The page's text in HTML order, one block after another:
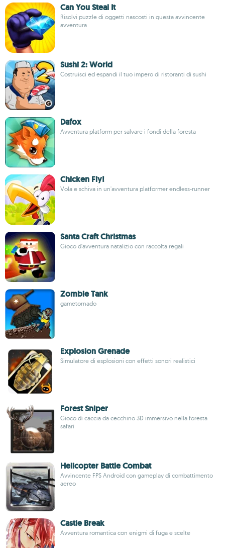
Can You Steal It
Risolvi puzzle di oggetti nascosti in questa avvincente
avventura
Sushi 2: World
Costruisci ed espandi il tuo impero di ristoranti di sushi
Dafox
Avventura platform per salvare i fondi della foresta
Chicken Fly!
Vola e schiva in un'avventura platformer endless-runner
Santa Craft Christmas
Gioco d'avventura natalizio con raccolta regali
Zombie Tank
gametornado
Explosion Grenade
Simulatore di esplosioni con effetti sonori realistici
Forest Sniper
Gioco di caccia da cecchino 3D immersivo nella foresta
safari
Helicopter Battle Combat
Avvincente FPS Android con gameplay di combattimento
aereo
Castle Break
Avventura romantica con enigmi di fuga e scelte